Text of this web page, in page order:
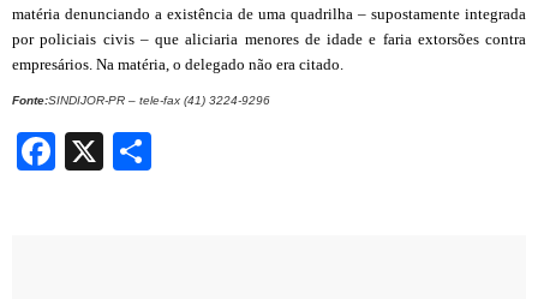
matéria denunciando a existência de uma quadrilha – supostamente integrada
por policiais civis – que aliciaria menores de idade e faria extorsões contra
empresários. Na matéria, o delegado não era citado.
Fonte:SINDIJOR-PR – tele-fax (41) 3224-9296
Facebook
X